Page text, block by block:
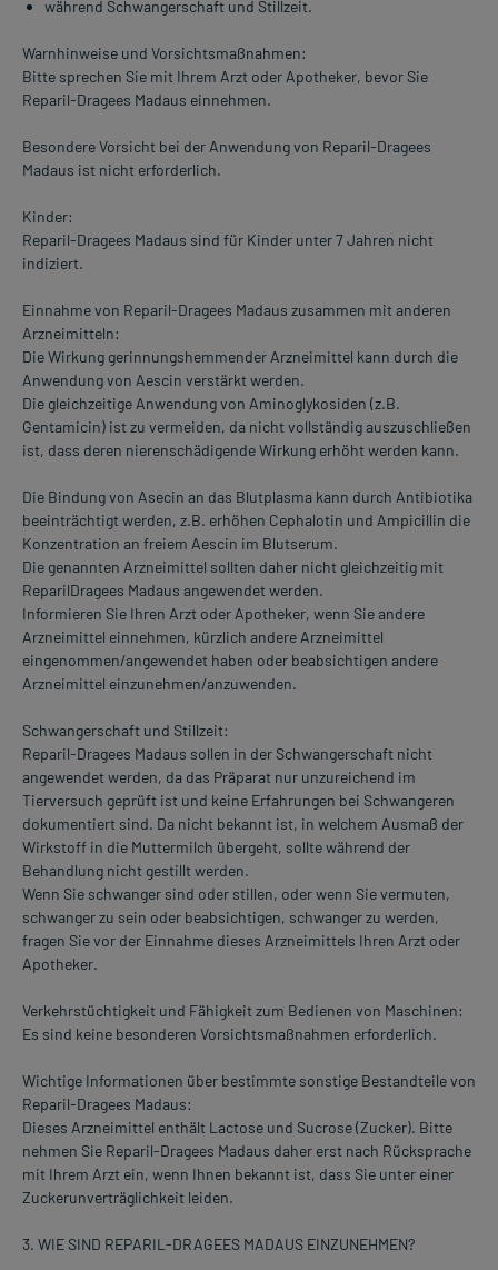
während Schwangerschaft und Stillzeit.
Warnhinweise und Vorsichtsmaßnahmen:
Bitte sprechen Sie mit Ihrem Arzt oder Apotheker, bevor Sie
Reparil-Dragees Madaus einnehmen.
Besondere Vorsicht bei der Anwendung von Reparil-Dragees
Madaus ist nicht erforderlich.
Kinder:
Reparil-Dragees Madaus sind für Kinder unter 7 Jahren nicht
indiziert.
Einnahme von Reparil-Dragees Madaus zusammen mit anderen
Arzneimitteln:
Die Wirkung gerinnungshemmender Arzneimittel kann durch die
Anwendung von Aescin verstärkt werden.
Die gleichzeitige Anwendung von Aminoglykosiden (z.B.
Gentamicin) ist zu vermeiden, da nicht vollständig auszuschließen
ist, dass deren nierenschädigende Wirkung erhöht werden kann.
Die Bindung von Asecin an das Blutplasma kann durch Antibiotika
beeinträchtigt werden, z.B. erhöhen Cephalotin und Ampicillin die
Konzentration an freiem Aescin im Blutserum.
Die genannten Arzneimittel sollten daher nicht gleichzeitig mit
ReparilDragees Madaus angewendet werden.
Informieren Sie Ihren Arzt oder Apotheker, wenn Sie andere
Arzneimittel einnehmen, kürzlich andere Arzneimittel
eingenommen/angewendet haben oder beabsichtigen andere
Arzneimittel einzunehmen/anzuwenden.
Schwangerschaft und Stillzeit:
Reparil-Dragees Madaus sollen in der Schwangerschaft nicht
angewendet werden, da das Präparat nur unzureichend im
Tierversuch geprüft ist und keine Erfahrungen bei Schwangeren
dokumentiert sind. Da nicht bekannt ist, in welchem Ausmaß der
Wirkstoff in die Muttermilch übergeht, sollte während der
Behandlung nicht gestillt werden.
Wenn Sie schwanger sind oder stillen, oder wenn Sie vermuten,
schwanger zu sein oder beabsichtigen, schwanger zu werden,
fragen Sie vor der Einnahme dieses Arzneimittels Ihren Arzt oder
Apotheker.
Verkehrstüchtigkeit und Fähigkeit zum Bedienen von Maschinen:
Es sind keine besonderen Vorsichtsmaßnahmen erforderlich.
Wichtige Informationen über bestimmte sonstige Bestandteile von
Reparil-Dragees Madaus:
Dieses Arzneimittel enthält Lactose und Sucrose (Zucker). Bitte
nehmen Sie Reparil-Dragees Madaus daher erst nach Rücksprache
mit Ihrem Arzt ein, wenn Ihnen bekannt ist, dass Sie unter einer
Zuckerunverträglichkeit leiden.
3. WIE SIND REPARIL-DRAGEES MADAUS EINZUNEHMEN?